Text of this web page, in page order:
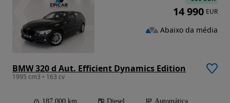
BMW 320 d Aut. Efficient Dynamics Edition
1995 cm3 • 163 cv
187 000 km Diesel
Automática
14 990 EUR
Abaixo da média